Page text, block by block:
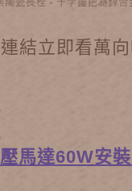
結立即看萬
馬達60W安